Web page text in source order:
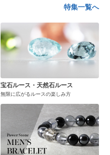
特集一覧へ
宝石ルース・天然石ルース
無限に広がるルースの楽しみ方